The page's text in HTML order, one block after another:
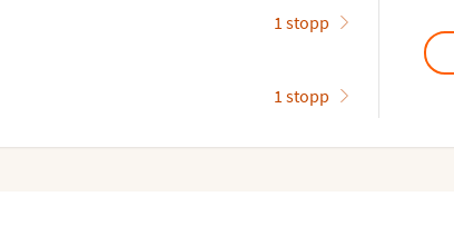
1 stopp
1 stopp